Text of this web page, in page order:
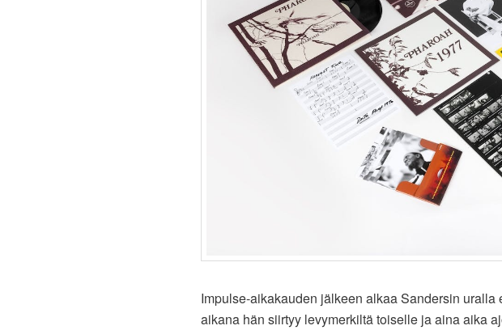
Impulse-aikakauden jälkeen alkaa Sandersin
aikana hän siirtyy levymerkiltä toiselle ja aina aika